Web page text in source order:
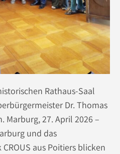
Rathaus-Saal
Dr. Thomas
Marburg, 27. April 2026 –
und das
aus Poitiers blicken